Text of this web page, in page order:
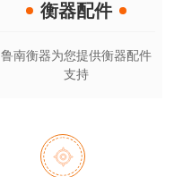
衡器配件
鲁南衡器为您提供衡器配件
支持